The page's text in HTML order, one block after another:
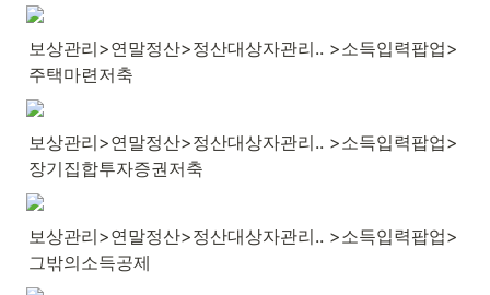
보상관리>연말정산>정산대상자관리.. >소득입력팝업>
주택마련저축
보상관리>연말정산>정산대상자관리.. >소득입력팝업>
장기집합투자증권저축
보상관리>연말정산>정산대상자관리.. >소득입력팝업>
그밖의소득공제